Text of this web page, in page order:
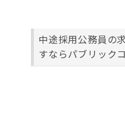
中途採用公務員の
すならパブリック